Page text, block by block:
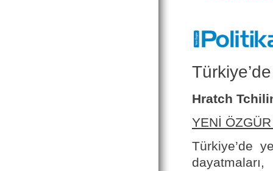
Hratch
YENİ
Türkiye’de